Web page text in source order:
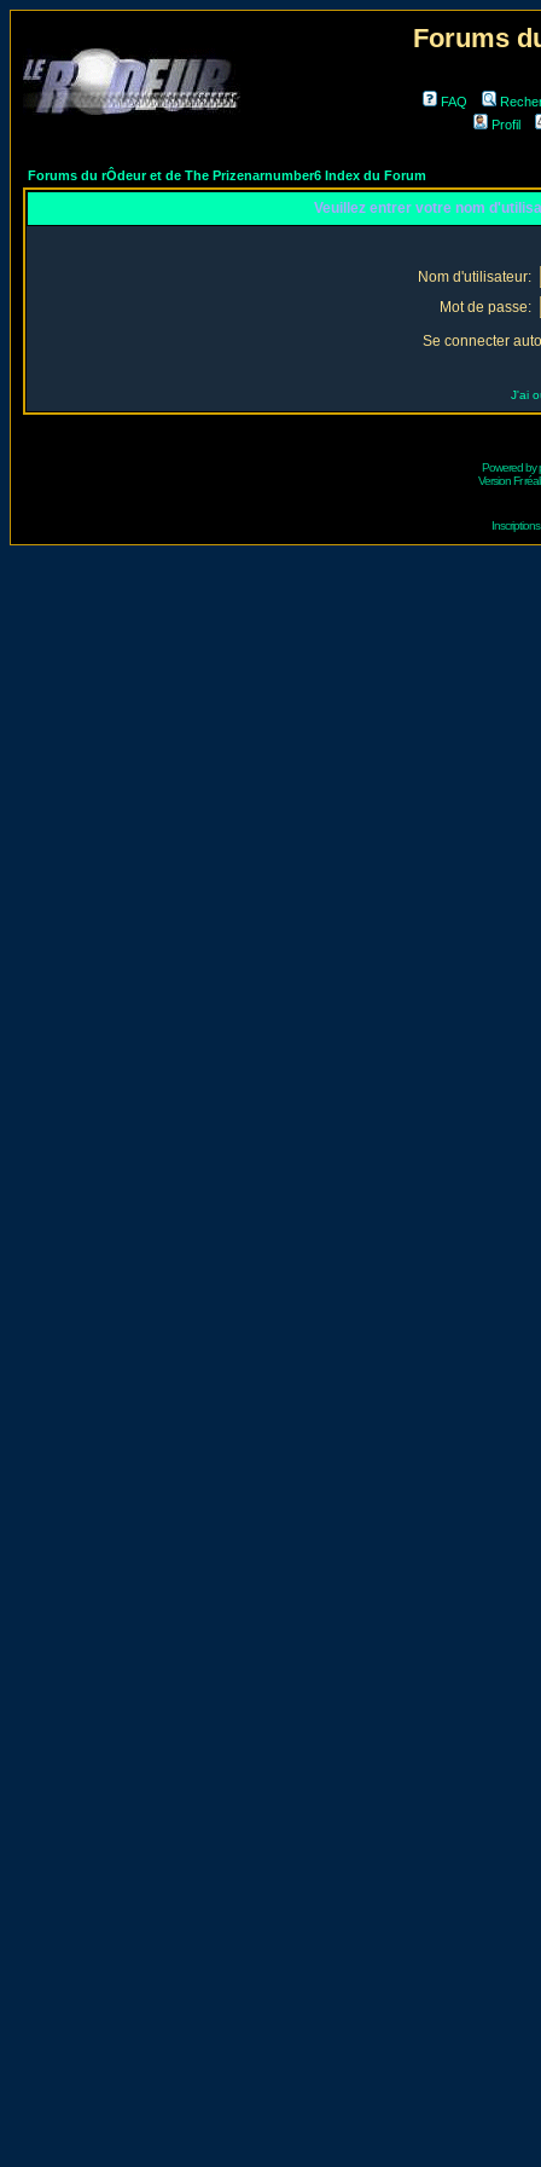
Forums
FAQ
Profil
Forums du rÔdeur et de The Prizenarnumber6 Index du Forum
Veuillez entrer votre nom
Nom d'utilisateur:
Mot de passe:
Se connecter
J'ai
Powered by
Version Fr